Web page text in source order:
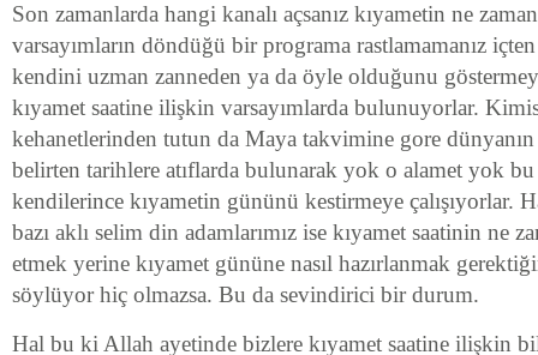
Son zamanlarda hangi kanalı açsanız kıyametin ne
varsayımların döndüğü bir programa rastlamamanız
kendini uzman zanneden ya da öyle olduğunu
kıyamet saatine ilişkin varsayımlarda bulunuyorlar.
kehanetlerinden tutun da Maya takvimine gore
belirten tarihlere atıflarda bulunarak yok o alamet yok
kendilerince kıyametin gününü kestirmeye çalışıyorlar.
bazı aklı selim din adamlarımız ise kıyamet saatinin ne
etmek yerine kıyamet gününe nasıl hazırlanmak
söylüyor hiç olmazsa. Bu da sevindirici bir durum.
Hal bu ki Allah ayetinde bizlere kıyamet saatine ilişkin